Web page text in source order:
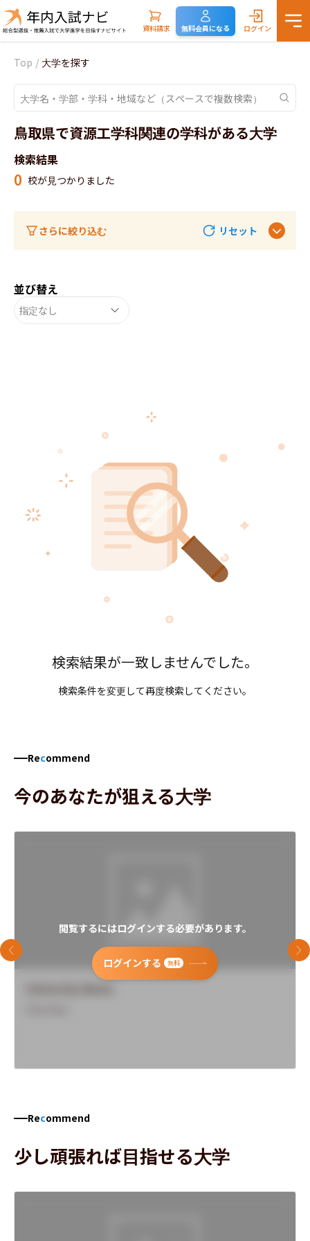
資料請求 無料会員になる ログイン
Top / 大学を探す
鳥取県で資源工学科関連の学科がある大学
検索結果
0 校が見つかりました
さらに絞り込む リセット
並び替え
指定なし
検索結果が一致しませんでした。
検索条件を変更して再度検索してください。
Recommend
今のあなたが狙える大学
閲覧するにはログインする必要があります。
ログインする 無料
前のスライド 次
Recommend
少し頑張れば目指せる大学